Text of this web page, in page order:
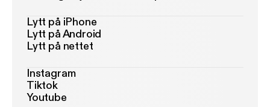
Lytt på iPhone
Lytt på Android
Lytt på nettet
Instagram
Tiktok
Youtube